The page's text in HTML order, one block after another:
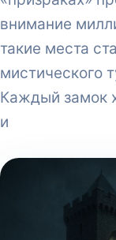
внимание
такие места
мистического
Каждый замок
и